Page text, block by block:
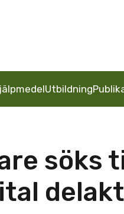
Utbildning
söks